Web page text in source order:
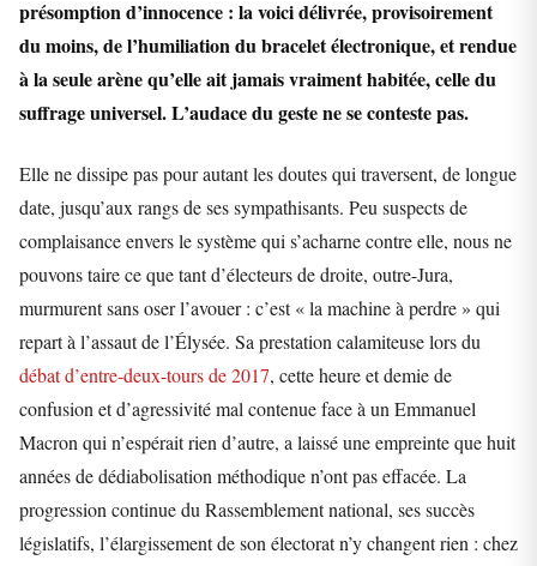
présomption d’innocence : la voici délivrée, provisoirement
du moins, de l’humiliation du bracelet électronique, et rendue
à la seule arène qu’elle ait jamais vraiment habitée, celle du
suffrage universel. L’audace du geste ne se conteste pas.
Elle ne dissipe pas pour autant les doutes qui traversent, de longue
date, jusqu’aux rangs de ses sympathisants. Peu suspects de
complaisance envers le système qui s’acharne contre elle, nous ne
pouvons taire ce que tant d’électeurs de droite, outre-Jura,
murmurent sans oser l’avouer : c’est « la machine à perdre » qui
repart à l’assaut de l’Élysée. Sa prestation calamiteuse lors du
débat d’entre-deux-tours de 2017, cette heure et demie de
confusion et d’agressivité mal contenue face à un Emmanuel
Macron qui n’espérait rien d’autre, a laissé une empreinte que huit
années de dédiabolisation méthodique n’ont pas effacée. La
progression continue du Rassemblement national, ses succès
législatifs, l’élargissement de son électorat n’y changent rien : chez